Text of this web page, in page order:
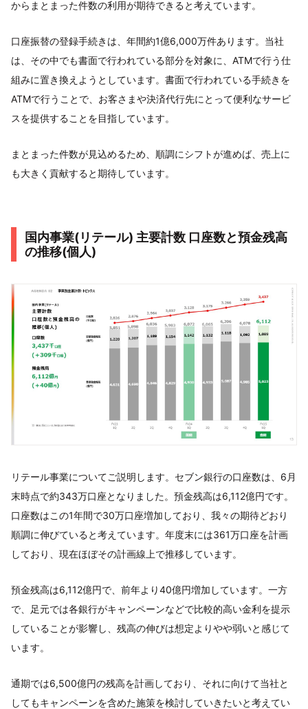
からまとまった件数の利用が期待できると考えています。
口座振替の登録手続きは、年間約1億6,000万件あります。当社
は、その中でも書面で行われている部分を対象に、ATMで行う仕
組みに置き換えようとしています。書面で行われている手続きを
ATMで行うことで、お客さまや決済代行先にとって便利なサービ
スを提供することを目指しています。
まとまった件数が見込めるため、順調にシフトが進めば、売上に
も大きく貢献すると期待しています。
国内事業(リテール) 主要計数 口座数と預金残高
の推移(個人)
リテール事業についてご説明します。セブン銀行の口座数は、6月
末時点で約343万口座となりました。預金残高は6,112億円です。
口座数はこの1年間で30万口座増加しており、我々の期待どおり
順調に伸びていると考えています。年度末には361万口座を計画
しており、現在ほぼその計画線上で推移しています。
預金残高は6,112億円で、前年より40億円増加しています。一方
で、足元では各銀行がキャンペーンなどで比較的高い金利を提示
していることが影響し、残高の伸びは想定よりやや弱いと感じて
います。
通期では6,500億円の残高を計画しており、それに向けて当社と
してもキャンペーンを含めた施策を検討していきたいと考えてい